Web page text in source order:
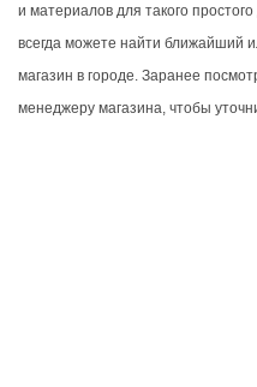
и материалов для такого
всегда можете найти ближайший
магазин в городе. Заранее
менеджеру магазина, чтобы